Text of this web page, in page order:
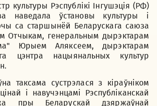
культуры Рэспублікі Інгушэція (РФ)
наведала ўстановы культуры і
са старшынёй Беларускага саюза
Отчыкам, генеральным дырэктарам
Юрыем Аляксеем, дырэктарам
цэнтра нацыянальных культур
таксама сустрэлася з кіраўніком
і навучэнцамі Рэспубліканскай
пры Беларускай дзяржаўнай